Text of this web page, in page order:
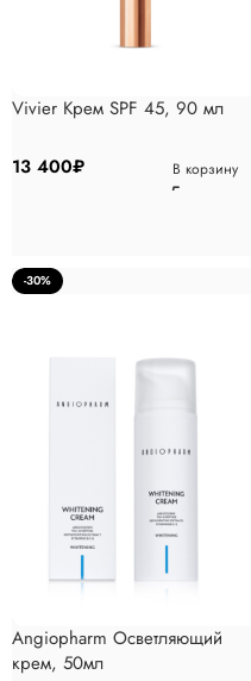
Vivier Крем SPF 45, 90 мл
13 400₽ В корзину
-30%
Angiopharm Осветляющий
крем, 50мл